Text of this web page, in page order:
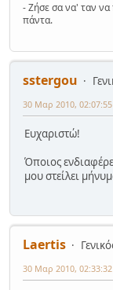
- Ζήσε σα να' ταν να
πάντα.
sstergou
30 Μαρ 2010,
Ευχαριστώ!
Όποιος
μου στείλει
Laertis
30 Μαρ 2010,